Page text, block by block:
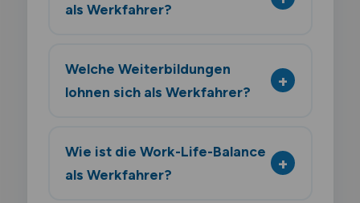
als Werkfahrer?
Welche Weiterbildungen
lohnen sich als Werkfahrer?
Wie ist die Work-Life-Balance
als Werkfahrer?